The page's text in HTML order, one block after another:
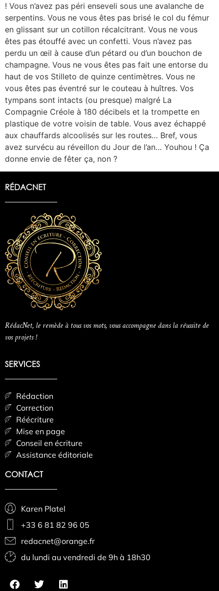
! Vous n’avez pas péri enseveli sous une avalanche de
serpentins. Vous ne vous êtes pas brisé le col du fémur
en glissant sur un cotillon récalcitrant. Vous ne vous
êtes pas étouffé avec un confetti. Vous n’avez pas
perdu un œil à cause d’un pétard ou d’un bouchon de
champagne. Vous ne vous êtes pas fait une entorse du
haut de vos Stilleto de quinze centimètres. Vous ne
vous êtes pas éventré sur le couteau à huîtres. Vos
tympans sont intacts (ou presque) malgré La
Compagnie Créole à 180 décibels et la trompette en
plastique de votre voisin de table. Vous avez échappé
aux chauffards alcoolisés sur les routes… Bref, vous
avez survécu au réveillon du Jour de l’an… Youhou ! Ça
donne envie de fêter ça, non ?
RÉDACNET
RédacNet, le remède à tous vos mots, vous accompagne dans la réussite de
vos projets !
SERVICES
Rédaction
Correction
Réécriture
Mise en page
Conseil en écriture
Assistance éditoriale
CONTACT
Karen Platel
+33 6 81 82 96 05
redacnet@orange.fr
du lundi au vendredi de 9h à 18h30